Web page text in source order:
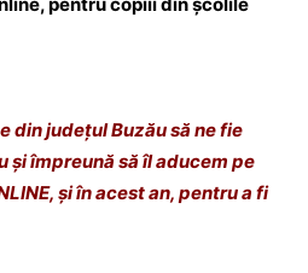
din județul Buzău să ne fie
și împreună să îl aducem pe
și în acest an, pentru a fi